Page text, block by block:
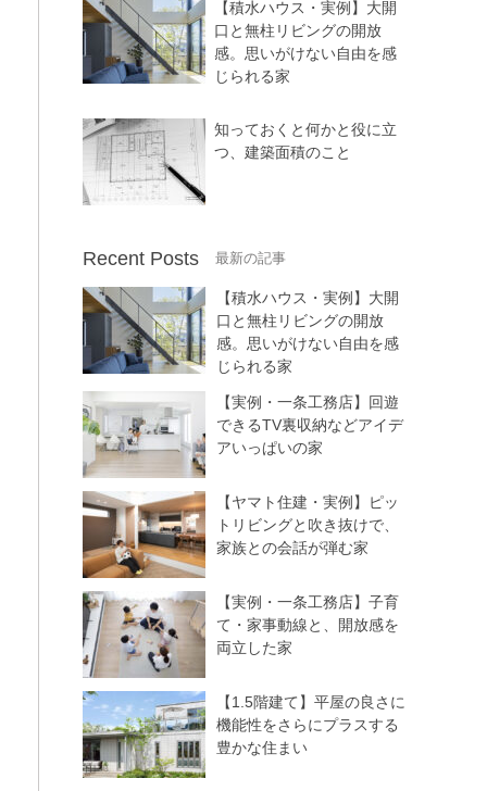
【積水ハウス・実例】大開
口と無柱リビングの開放
感。思いがけない自由を感
じられる家
知っておくと何かと役に立
つ、建築面積のこと
Recent Posts
【積水ハウス・実例】大開
口と無柱リビングの開放
感。思いがけない自由を感
じられる家
【実例・一条工務店】回遊
できるTV裏収納などアイデ
アいっぱいの家
【ヤマト住建・実例】ピッ
トリビングと吹き抜けで、
家族との会話が弾む家
【実例・一条工務店】子育
て・家事動線と、開放感を
両立した家
【1.5階建て】平屋の良さに
機能性をさらにプラスする
豊かな住まい